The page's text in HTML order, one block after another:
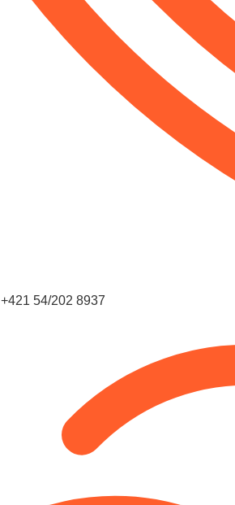
+421 54/202 8937